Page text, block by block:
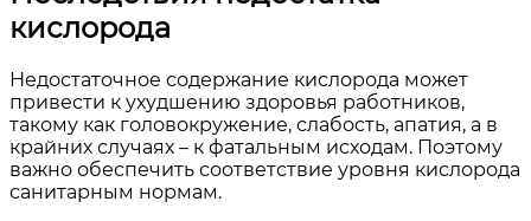
кислорода
Недостаточное содержание кислорода может
привести к ухудшению здоровья работников,
такому как головокружение, слабость, апатия, а в
крайних случаях – к фатальным исходам. Поэтому
важно обеспечить соответствие уровня кислорода
санитарным нормам.